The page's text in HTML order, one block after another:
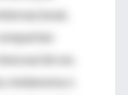
en,
o